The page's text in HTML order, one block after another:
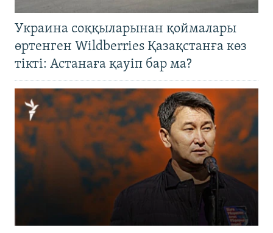
Украина соққыларынан қоймалары
өртенген Wildberries Қазақстанға көз
тікті: Астанаға қауіп бар ма?